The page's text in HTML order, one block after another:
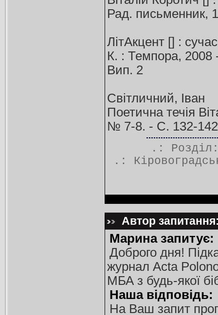
Рад. письменник,
ЛітАкцент [] :
К. : Темпора, 2008
Вип. 2
Світличний, Іван
Поетична течія
№ 7-8. - С. 132-142
.:
.:
Автор
Марина запитує:
Доброго дня!
журнал Acta
МБА з будь-якої
Наша відповідь:
На Ваш запит